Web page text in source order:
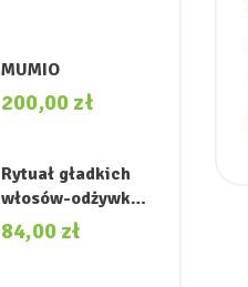
MUMIO
200,00 zł
Rytuał gładkich
włosów-odżywka
przywracająca
miękkość i
84,00 zł